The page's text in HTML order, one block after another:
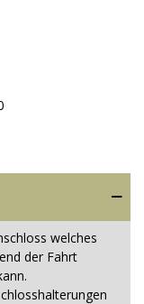
welches
der Fahrt